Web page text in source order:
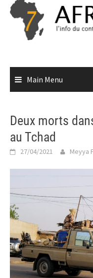
Skip
content
Main Menu
Deux morts
au Tchad
27/04/2021 Meyya